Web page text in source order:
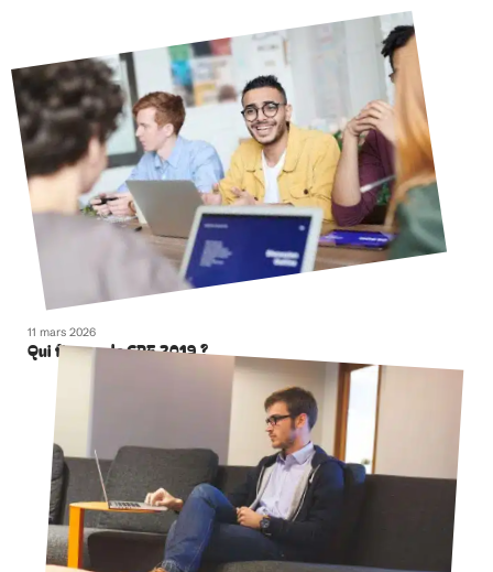
11 mars 2026
Qui finance le CPF 2019 ?